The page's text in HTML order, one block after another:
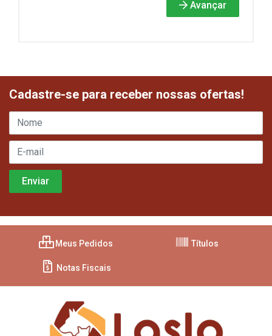
Avançar
Cadastre-se para receber nossas ofertas!
Meus Pedidos Títulos
Notas Fiscais